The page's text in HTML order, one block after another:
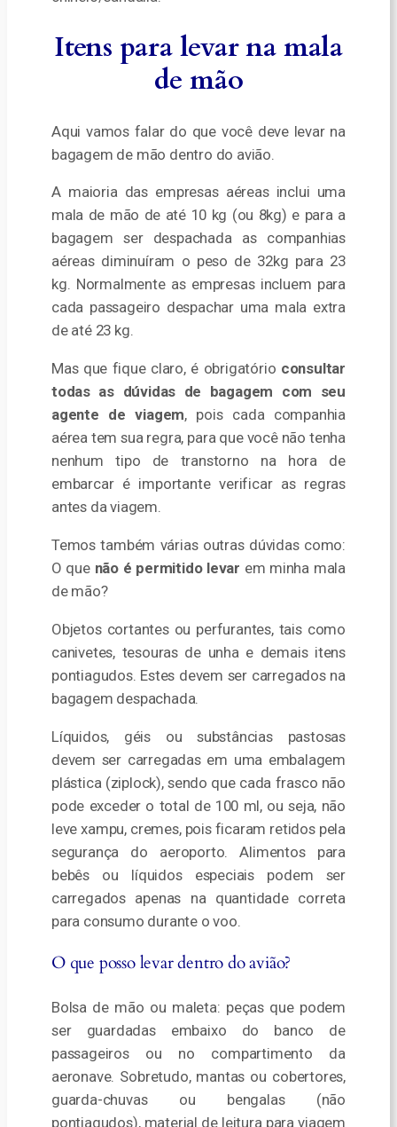
Itens para levar na mala
de mão
Aqui vamos falar do que você deve levar na
bagagem de mão dentro do avião.
A maioria das empresas aéreas inclui uma
mala de mão de até 10 kg (ou 8kg) e para a
bagagem ser despachada as companhias
aéreas diminuíram o peso de 32kg para 23
kg. Normalmente as empresas incluem para
cada passageiro despachar uma mala extra
de até 23 kg.
Mas que fique claro, é obrigatório consultar
todas as dúvidas de bagagem com seu
agente de viagem, pois cada companhia
aérea tem sua regra, para que você não tenha
nenhum tipo de transtorno na hora de
embarcar é importante verificar as regras
antes da viagem.
Temos também várias outras dúvidas como:
O que não é permitido levar em minha mala
de mão?
Objetos cortantes ou perfurantes, tais como
canivetes, tesouras de unha e demais itens
pontiagudos. Estes devem ser carregados na
bagagem despachada.
Líquidos, géis ou substâncias pastosas
devem ser carregadas em uma embalagem
plástica (ziplock), sendo que cada frasco não
pode exceder o total de 100 ml, ou seja, não
leve xampu, cremes, pois ficaram retidos pela
segurança do aeroporto. Alimentos para
bebês ou líquidos especiais podem ser
carregados apenas na quantidade correta
para consumo durante o voo.
O que posso levar dentro do avião?
Bolsa de mão ou maleta: peças que podem
ser guardadas embaixo do banco de
passageiros ou no compartimento da
aeronave. Sobretudo, mantas ou cobertores,
guarda-chuvas ou bengalas (não
pontiagudos), material de leitura para viagem